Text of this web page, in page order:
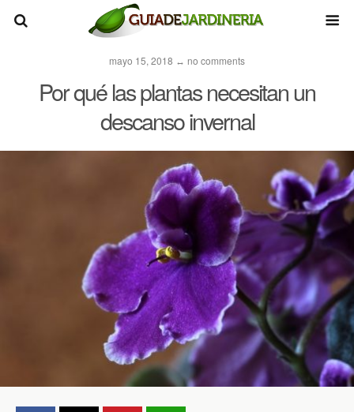
mayo 15, 2018 ↔ no comments
Por qué las plantas necesitan un
descanso invernal